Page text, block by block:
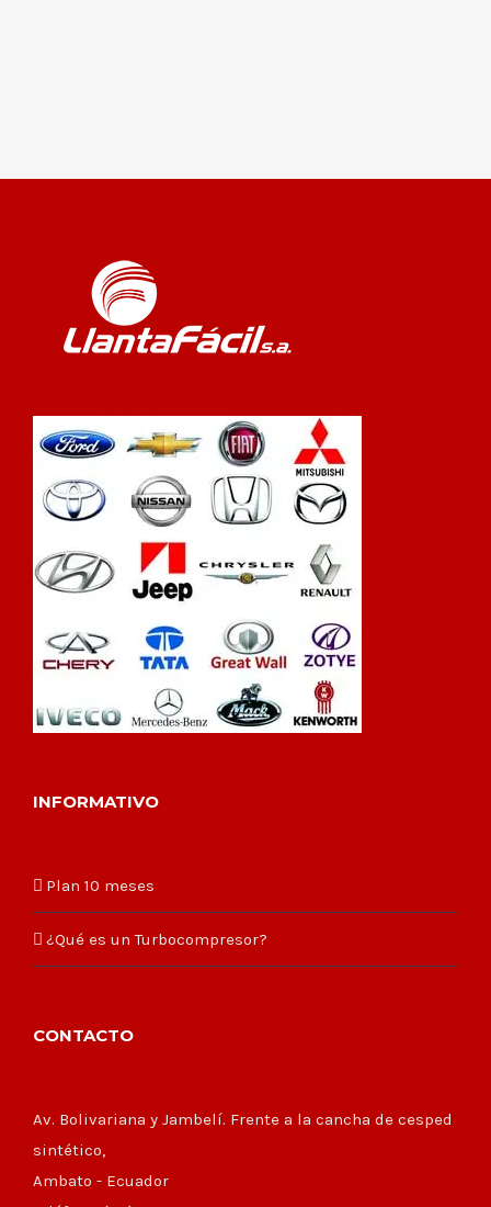
INFORMATIVO
Plan 10 meses
¿Qué es un Turbocompresor?
CONTACTO
Av. Bolivariana y Jambelí. Frente a la cancha de cesped
sintético,
Ambato - Ecuador